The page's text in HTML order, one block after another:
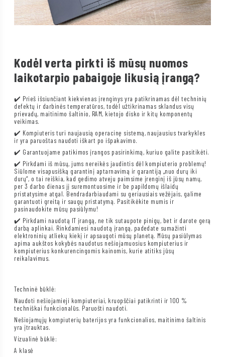
Kodėl verta pirkti iš mūsų nuomos
laikotarpio pabaigoje likusią įrangą?
✔️ Prieš išsiunčiant kiekvienas įrenginys yra patikrinamas dėl techninių
defektų ir darbinės temperatūros, todėl užtikrinamas sklandus visų
prievadų, maitinimo šaltinio, RAM, kietojo disko ir kitų komponentų
veikimas.
✔️ Kompiuteris turi naujausią operacinę sistemą, naujausius tvarkykles
ir yra paruoštas naudoti iškart po išpakavimo.
✔️ Garantuojame patikimos įrangos pasirinkimą, kuriuo galite pasitikėti.
✔️ Pirkdami iš mūsų, jums nereikės jaudintis dėl kompiuterio problemų!
Siūlome visapusišką garantinį aptarnavimą ir garantiją „nuo durų iki
durų“, o tai reiškia, kad gedimo atveju paimsime įrenginį iš jūsų namų,
per 3 darbo dienas jį suremontuosime ir be papildomų išlaidų
pristatysime atgal. Bendradarbiaudami su geriausiais vežėjais, galime
garantuoti greitą ir saugų pristatymą. Pasitikėkite mumis ir
pasinaudokite mūsų pasiūlymu!
✔️ Pirkdami naudotą IT įrangą, ne tik sutaupote pinigų, bet ir darote gerą
darbą aplinkai. Rinkdamiesi naudotą įrangą, padedate sumažinti
elektroninių atliekų kiekį ir apsaugoti mūsų planetą. Mūsų pasiūlymas
apima aukštos kokybės naudotus nešiojamuosius kompiuterius ir
kompiuterius konkurencingomis kainomis, kurie atitiks jūsų
reikalavimus.
Techninė būklė:
Naudoti nešiojamieji kompiuteriai, kruopščiai patikrinti ir 100 %
techniškai funkcionalūs. Paruošti naudoti.
Nešiojamųjų kompiuterių baterijos yra funkcionalios, maitinimo šaltinis
yra įtrauktas.
Vizualinė būklė:
A klasė